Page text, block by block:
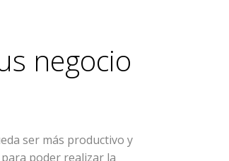
negocio
ser más productivo y
poder realizar la